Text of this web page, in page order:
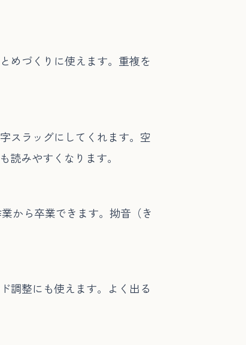
めづくりに使えます。重複を
スラッグにしてくれます。空
読みやすくなります。
から卒業できます。拗音（き
調整にも使えます。よく出る